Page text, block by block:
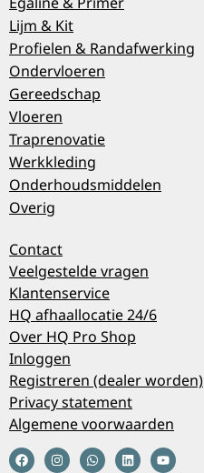
Lijm & Kit
Profielen & Randafwerking
Ondervloeren
Gereedschap
Vloeren
Traprenovatie
Werkkleding
Onderhoudsmiddelen
Overig
Contact
Veelgestelde vragen
Klantenservice
HQ afhaallocatie 24/6
Over HQ Pro Shop
Inloggen
Registreren (dealer worden)
Privacy statement
Algemene voorwaarden